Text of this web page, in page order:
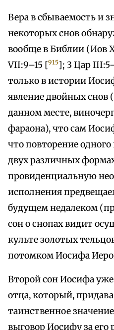
Вера в сбываемость и
некоторых снов
вообще в Библии (Иов
VII:9–15 [915]; 3 Цар
только в истории
явление двойных снов
данном месте,
фараона), что сам
что повторение
двух различных
провиденциальную
исполнения
будущем недалеком
сон о снопах видит
культе золотых
потомком Иосифа
Второй сон Иосифа
отца, который,
таинственное значение
выговор Иосифу за его